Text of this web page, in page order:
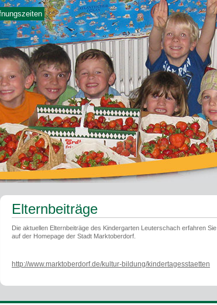
Elternbeiträge
Die aktuellen Elternbeiträge des Kindergarten Leuterschach erfahren Sie
auf der Homepage der Stadt Marktoberdorf.
http://www.marktoberdorf.de/kultur-bildung/kindertagesstaetten